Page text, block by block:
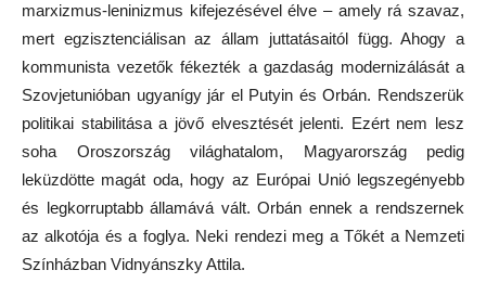
marxizmus-leninizmus kifejezésével élve – amely rá szavaz,
mert egzisztenciálisan az állam juttatásaitól függ. Ahogy a
kommunista vezetők fékezték a gazdaság modernizálását a
Szovjetunióban ugyanígy jár el Putyin és Orbán. Rendszerük
politikai stabilitása a jövő elvesztését jelenti. Ezért nem lesz
soha Oroszország világhatalom, Magyarország pedig
leküzdötte magát oda, hogy az Európai Unió legszegényebb
és legkorruptabb államává vált. Orbán ennek a rendszernek
az alkotója és a foglya. Neki rendezi meg a Tőkét a Nemzeti
Színházban Vidnyánszky Attila.